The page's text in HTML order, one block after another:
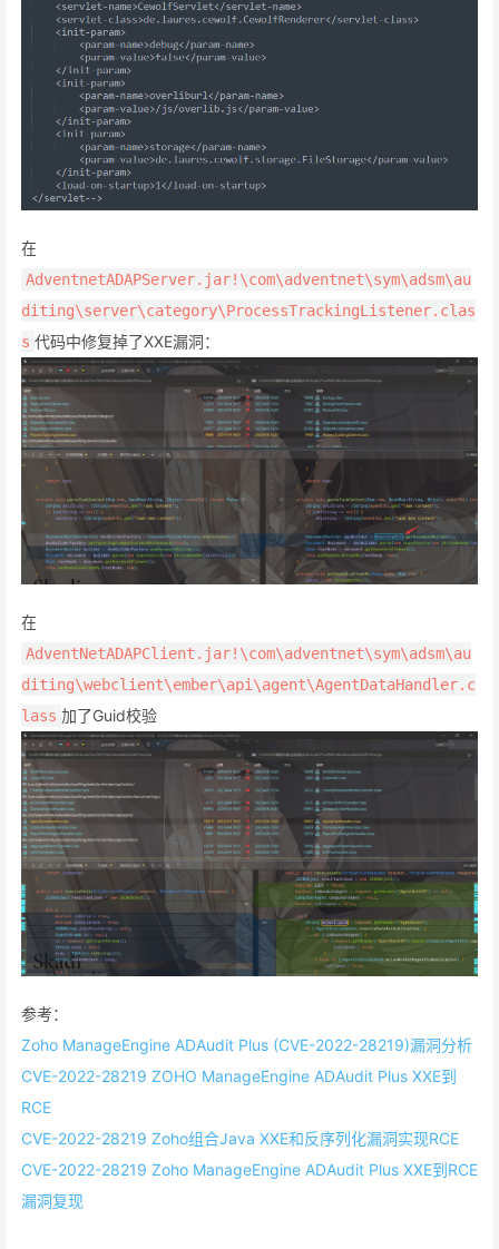
在
AdventnetADAPServer.jar!\com\adventnet\sym\adsm\au
diting\server\category\ProcessTrackingListener.clas
s 代码中修复掉了XXE漏洞：
在
AdventNetADAPClient.jar!\com\adventnet\sym\adsm\au
diting\webclient\ember\api\agent\AgentDataHandler.c
lass 加了Guid校验
参考：
Zoho ManageEngine ADAudit Plus (CVE-2022-28219)漏洞分析
CVE-2022-28219 ZOHO ManageEngine ADAudit Plus XXE到
RCE
CVE-2022-28219 Zoho组合Java XXE和反序列化漏洞实现RCE
CVE-2022-28219 Zoho ManageEngine ADAudit Plus XXE到RCE
漏洞复现